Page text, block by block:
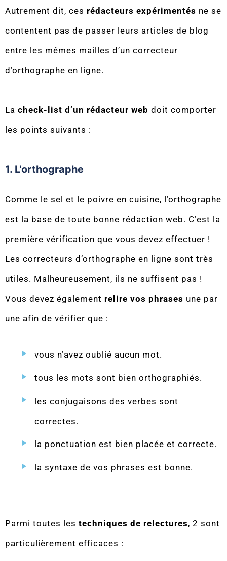
Autrement dit, ces rédacteurs expérimentés ne se
contentent pas de passer leurs articles de blog
entre les mêmes mailles d’un correcteur
d’orthographe en ligne.
La check-list d’un rédacteur web doit comporter
les points suivants :
1. L'orthographe
Comme le sel et le poivre en cuisine, l’orthographe
est la base de toute bonne rédaction web. C’est la
première vérification que vous devez effectuer !
Les correcteurs d’orthographe en ligne sont très
utiles. Malheureusement, ils ne suffisent pas !
Vous devez également relire vos phrases une par
une afin de vérifier que :
vous n’avez oublié aucun mot.
tous les mots sont bien orthographiés.
les conjugaisons des verbes sont
correctes.
la ponctuation est bien placée et correcte.
la syntaxe de vos phrases est bonne.
Parmi toutes les techniques de relectures, 2 sont
particulièrement efficaces :